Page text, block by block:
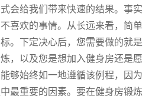
会给我们带来快速的结果。事实
喜欢的事情。从长远来看，简单
。下定决心后，您需要做的就是
，以及您是想加入健身房还是愿
够始终如一地遵循该例程，因为
最重要的因素。要在健身房锻炼